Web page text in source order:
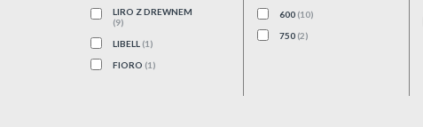
LIRO Z DREWNEM
(9)
LIBELL (1)
FIORO (1)
600 (10)
750 (2)